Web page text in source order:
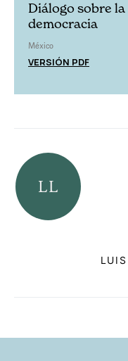
Diálogo sobre la
democracia
México
VERSIÓN PDF